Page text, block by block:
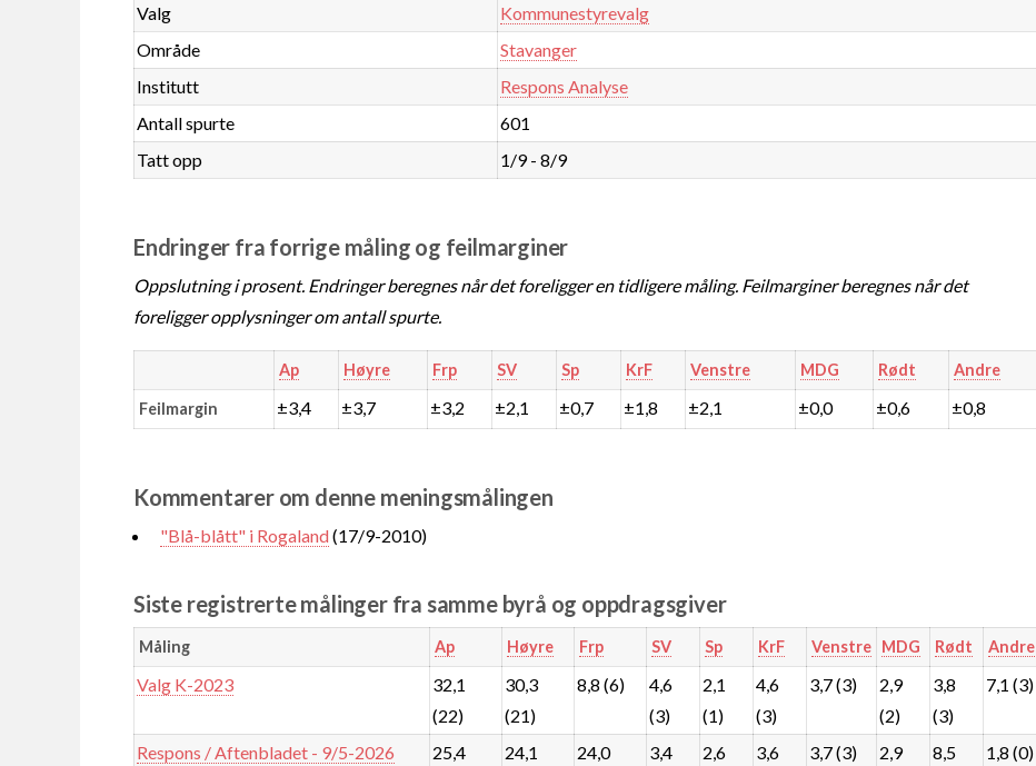
Valg
Kommunestyrevalg
Område
Stavanger
Institutt
Respons Analyse
Antall spurte
601
Tatt opp
1/9 - 8/9
Endringer fra forrige måling og feilmarginer
Oppslutning i prosent. Endringer beregnes når det foreligger en tidligere måling. Feilmarginer beregnes når det
foreligger opplysninger om antall spurte.
Ap Høyre Frp SV Sp KrF Venstre MDG Rødt Andre
Feilmargin ±3,4 ±3,7 ±3,2 ±2,1 ±0,7 ±1,8 ±2,1 ±0,0 ±0,6 ±0,8
Kommentarer om denne meningsmålingen
"Blå-blått" i Rogaland(17/9-2010)
Siste registrerte målinger fra samme byrå og oppdragsgiver
Måling Ap Høyre Frp SV Sp KrF Venstre MDG Rødt Andre
Valg K-2023
32,1
(22)
30,3
(21)
8,8 (6)
4,6
(3)
2,1
(1)
4,6
(3)
3,7 (3)
2,9
(2)
3,8
(3)
7,1 (3)
Respons / Aftenbladet - 9/5-2026
25,4
24,1
24,0
3,4
2,6
3,6
3,7 (3)
2,9
8,5
1,8 (0)